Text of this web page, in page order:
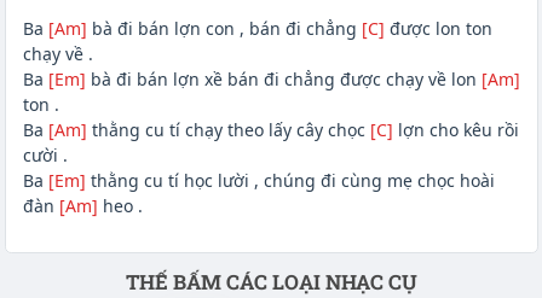
Ba [Am] bà đi bán lợn con , bán đi chẳng [C] được lon ton
chạy về .
Ba [Em] bà đi bán lợn xề bán đi chẳng được chạy về lon [Am]
ton .
Ba [Am] thằng cu tí chạy theo lấy cây chọc [C] lợn cho kêu rồi
cười .
Ba [Em] thằng cu tí học lười , chúng đi cùng mẹ chọc hoài
đàn [Am] heo .
Phần nội dungTHẾ BẤM CÁC LOẠI NHẠC CỤ